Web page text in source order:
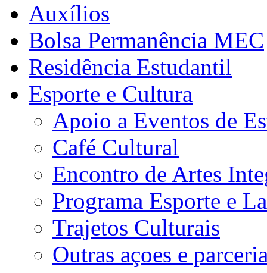
Auxílios
Bolsa Permanência MEC
Residência Estudantil
Esporte e Cultura
Apoio a Eventos de
Café Cultural
Encontro de Artes
Programa Esporte e
Trajetos Culturais
Outras açoes e